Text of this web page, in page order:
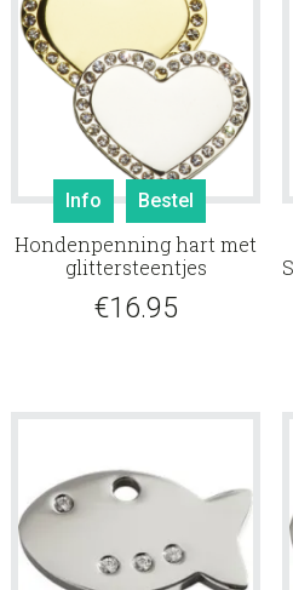
Info Bestel
Hondenpenning hart met
glittersteentjes
€16.95